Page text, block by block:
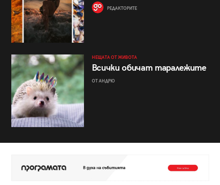
РЕДАКТОРИТЕ
НЕЩАТА ОТ ЖИВОТА
Всички обичат таралежите
ОТ АНДРЮ